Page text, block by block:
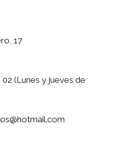
17
(Lunes y jueves de